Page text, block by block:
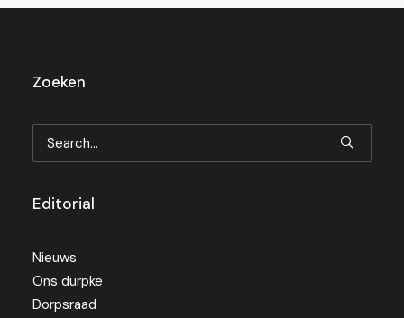
Zoeken
Editorial
Nieuws
Ons durpke
Dorpsraad